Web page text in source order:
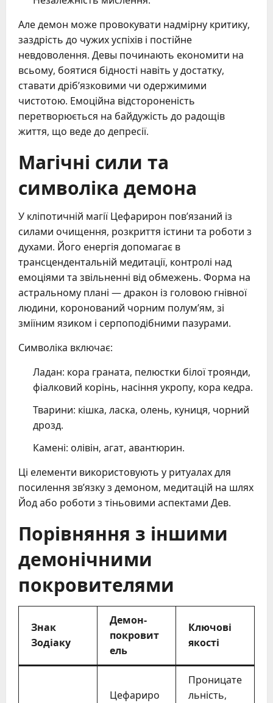
Але демон може провокувати надмірну критику,
заздрість до чужих успіхів і постійне
невдоволення. Девы починають економити на
всьому, боятися бідності навіть у достатку,
ставати дріб’язковими чи одержимими
чистотою. Емоційна відстороненість
перетворюється на байдужість до радощів
життя, що веде до депресії.
Магічні сили та
символіка демона
У кліпотичній магії Цефарирон пов’язаний із
силами очищення, розкриття істини та роботи з
духами. Його енергія допомагає в
трансцендентальній медитації, контролі над
емоціями та звільненні від обмежень. Форма на
астральному плані — дракон із головою гнівної
людини, коронований чорним полум’ям, зі
зміїним язиком і серпоподібними пазурами.
Символіка включає:
Ладан: кора граната, пелюстки білої троянди,
фіалковий корінь, насіння укропу, кора кедра.
Тварини: кішка, ласка, олень, куниця, чорний
дрозд.
Камені: олівін, агат, авантюрин.
Ці елементи використовують у ритуалах для
посилення зв’язку з демоном, медитацій на шлях
Йод або роботи з тіньовими аспектами Дев.
Порівняння з іншими
демонічними
покровителями
Знак
Зодіаку
Демон-
покровит
ель
Ключові
якості
Цефариро
Проницате
льність,